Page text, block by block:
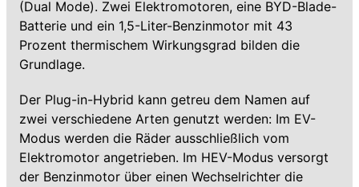
(Dual Mode). Zwei Elektromotoren, eine BYD-Blade-
Batterie und ein 1,5-Liter-Benzinmotor mit 43
Prozent thermischem Wirkungsgrad bilden die
Grundlage.
Der Plug-in-Hybrid kann getreu dem Namen auf
zwei verschiedene Arten genutzt werden: Im EV-
Modus werden die Räder ausschließlich vom
Elektromotor angetrieben. Im HEV-Modus versorgt
der Benzinmotor über einen Wechselrichter die